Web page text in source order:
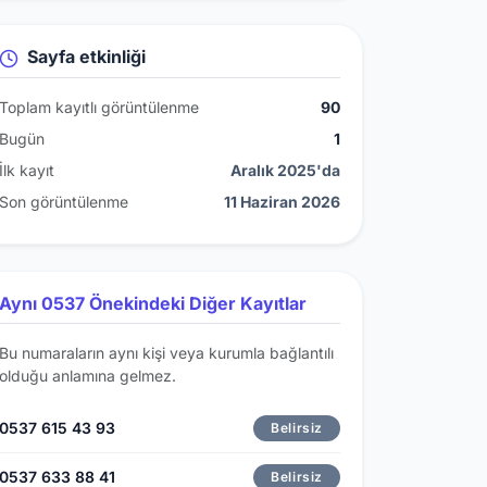
Sayfa etkinliği
Toplam kayıtlı görüntülenme
90
Bugün
1
İlk kayıt
Aralık 2025'da
Son görüntülenme
11 Haziran 2026
Aynı 0537 Önekindeki Diğer Kayıtlar
Bu numaraların aynı kişi veya kurumla bağlantılı
olduğu anlamına gelmez.
0537 615 43 93 Belirsiz
0537 633 88 41 Belirsiz